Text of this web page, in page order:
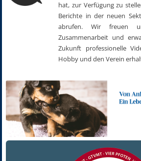
hat, zur Verfügung zu
Berichte in der neuen
abrufen. Wir freuen
Zusammenarbeit und
Zukunft professionelle
Hobby und den Verein